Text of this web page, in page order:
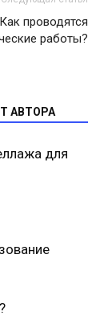
Как проводятся
работы?
АВТОРА
для